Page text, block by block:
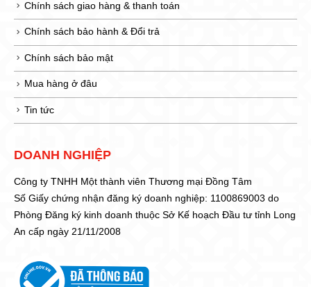
Chính sách giao hàng & thanh toán
Chính sách bảo hành & Đổi trả
Chính sách bảo mật
Mua hàng ở đâu
Tin tức
DOANH NGHIỆP
Công ty TNHH Một thành viên Thương mại Đồng Tâm
Số Giấy chứng nhận đăng ký doanh nghiệp: 1100869003 do
Phòng Đăng ký kinh doanh thuộc Sở Kế hoạch Đầu tư tỉnh Long
An cấp ngày 21/11/2008